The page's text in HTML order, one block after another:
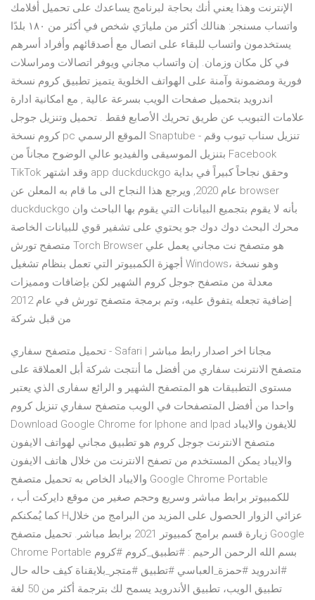
الإنترنت وهذا يعني أنك بحاجة لبرنامج يساعدك على تحميل أفلامك
واتساب مسنجر: هنالك أكثر من مليارَي شخص في أكثر من ١٨٠ بلدًا
يستخدمون واتساب للبقاء على اتصال مع أصدقائهم وأفراد أسرهم
في كل مكان وزمان. إن واتساب مجاني ويوفر اتصالات ومراسلات
فورية ومضمونة وآمنة على الهواتف الخلوية يتميز تطبيق كروم نسخة
اندرويد بتحميل صفحات الويب بسرعة عالية , مع امكانية ادارة
علامات التبويب عن طريق تحريك الأصابع فقط . تحميل وتنزيل جوجل
كروم نسخة pc الموقع الرسمي Snaptube - تنزيل سناب تيوب وقم
بتنزيل الموسيقى والفيديو عالي الوضوح مجاناً من Facebook
TikTok وقد اشتهر app duckduckgo وحقق نجاحاً كبيراً في بداية
عام 2020, ويرجع هذا النجاح الى ما قام به المعلن عن browser
duckduckgo بأنه لا يقوم بتجميع البيانات التي يقوم بها الباحث وان
محرك البحث دوك دوك جو يحتوي على تشفير قوي للبيانات الخاصة
متصفح تورش Torch Browser هو متصفح نت مجاني يعمل علي
أجهزة الكمبيوتر التي تعمل بنظام تشغيل Windows، وهو نسخة
معدلة من متصفح جوجل كروم الشهير لكن بإضافات ومميزات
إضافية تجعله يتفوق عليه، وتم برمجة متصفح تورش في عام 2012
من قبل شركة
تحميل متصفح سفاري - Safari مجانا اخر اصدار رابط مباشر |
متصفح الانترنت سفاري من أفضل ما أنتجت شركة أبل العملاقة على
مستوى التطبيقات هو المتصفح الشهير و الرائع سفارى الذي يعتبر
واحدا من أفضل المتصفحات في الويب متصفح سفاري تنزيل كروم
Download Google Chrome for Iphone and Ipad للايفون والايباد
متصفح الانترنت جوجل كروم هو تطبيق مجاني لهواتف الايفون
والايباد يمكن المستخدم من تصفح الانترنت من خلال هاتف الايفون
والايباد الخاص به تحميل متصفح Google Chrome Portable
للكمبيوتر برابط مباشر وسريع وحجم صغير من موقع دايركت أب ،
كما يُمكنكم Hعزائي الزوار الحصول على المزيد من البرامج من خلال
زيارة قسم برامج كمبيوتر 2021 برابط مباشر. تحميل متصفح Google
Chrome Portable بسم الله الرحمن الرحيم : #تطبيق_كروم #كروم
#اندرويد #حمزة_العباسي #تطبيق #متجر_بلايقناة كيف حاله حال
تطبيق الويب، تطبيق الأندرويد يسمح لك بترجمة أكثر من 50 لغة